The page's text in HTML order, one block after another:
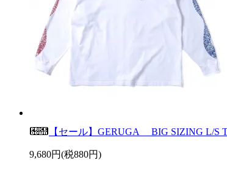
【セール】GERUGA BIG SIZING L/S
9,680円(税880円)